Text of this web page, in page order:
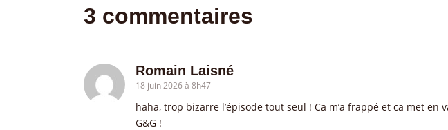
3 commentaires
Romain Laisné
18 juin 2026 à 8h47
haha, trop bizarre l’épisode tout seul ! Ca m’a frappé et ca met en
G&G !